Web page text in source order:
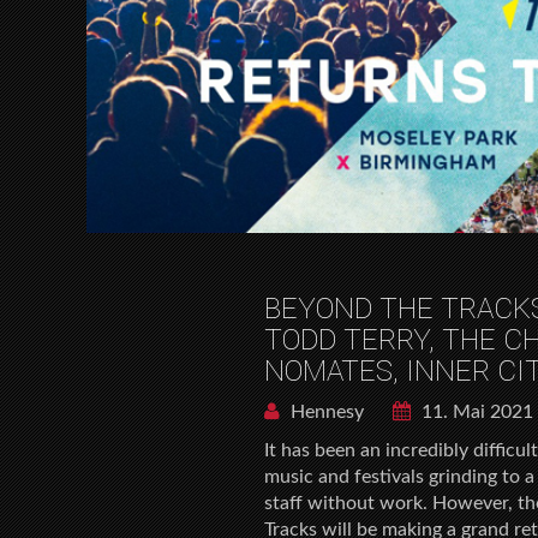
BEYOND THE
TODD TERRY, THE
NOMATES, INNER
Hennesy
11. Mai 2021
It has been an incredibly
music and festivals grinding to
staff without work. However,
Tracks will be making a grand